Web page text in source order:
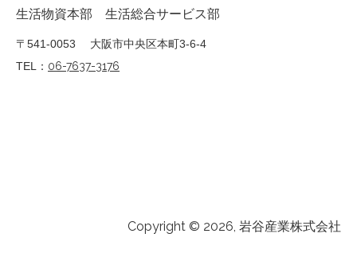
生活物資本部 生活総合サービス部
〒541-0053 大阪市中央区本町3-6-4
TEL： 06-7637-3176
Copyright © 2026, 岩谷産業株式会社